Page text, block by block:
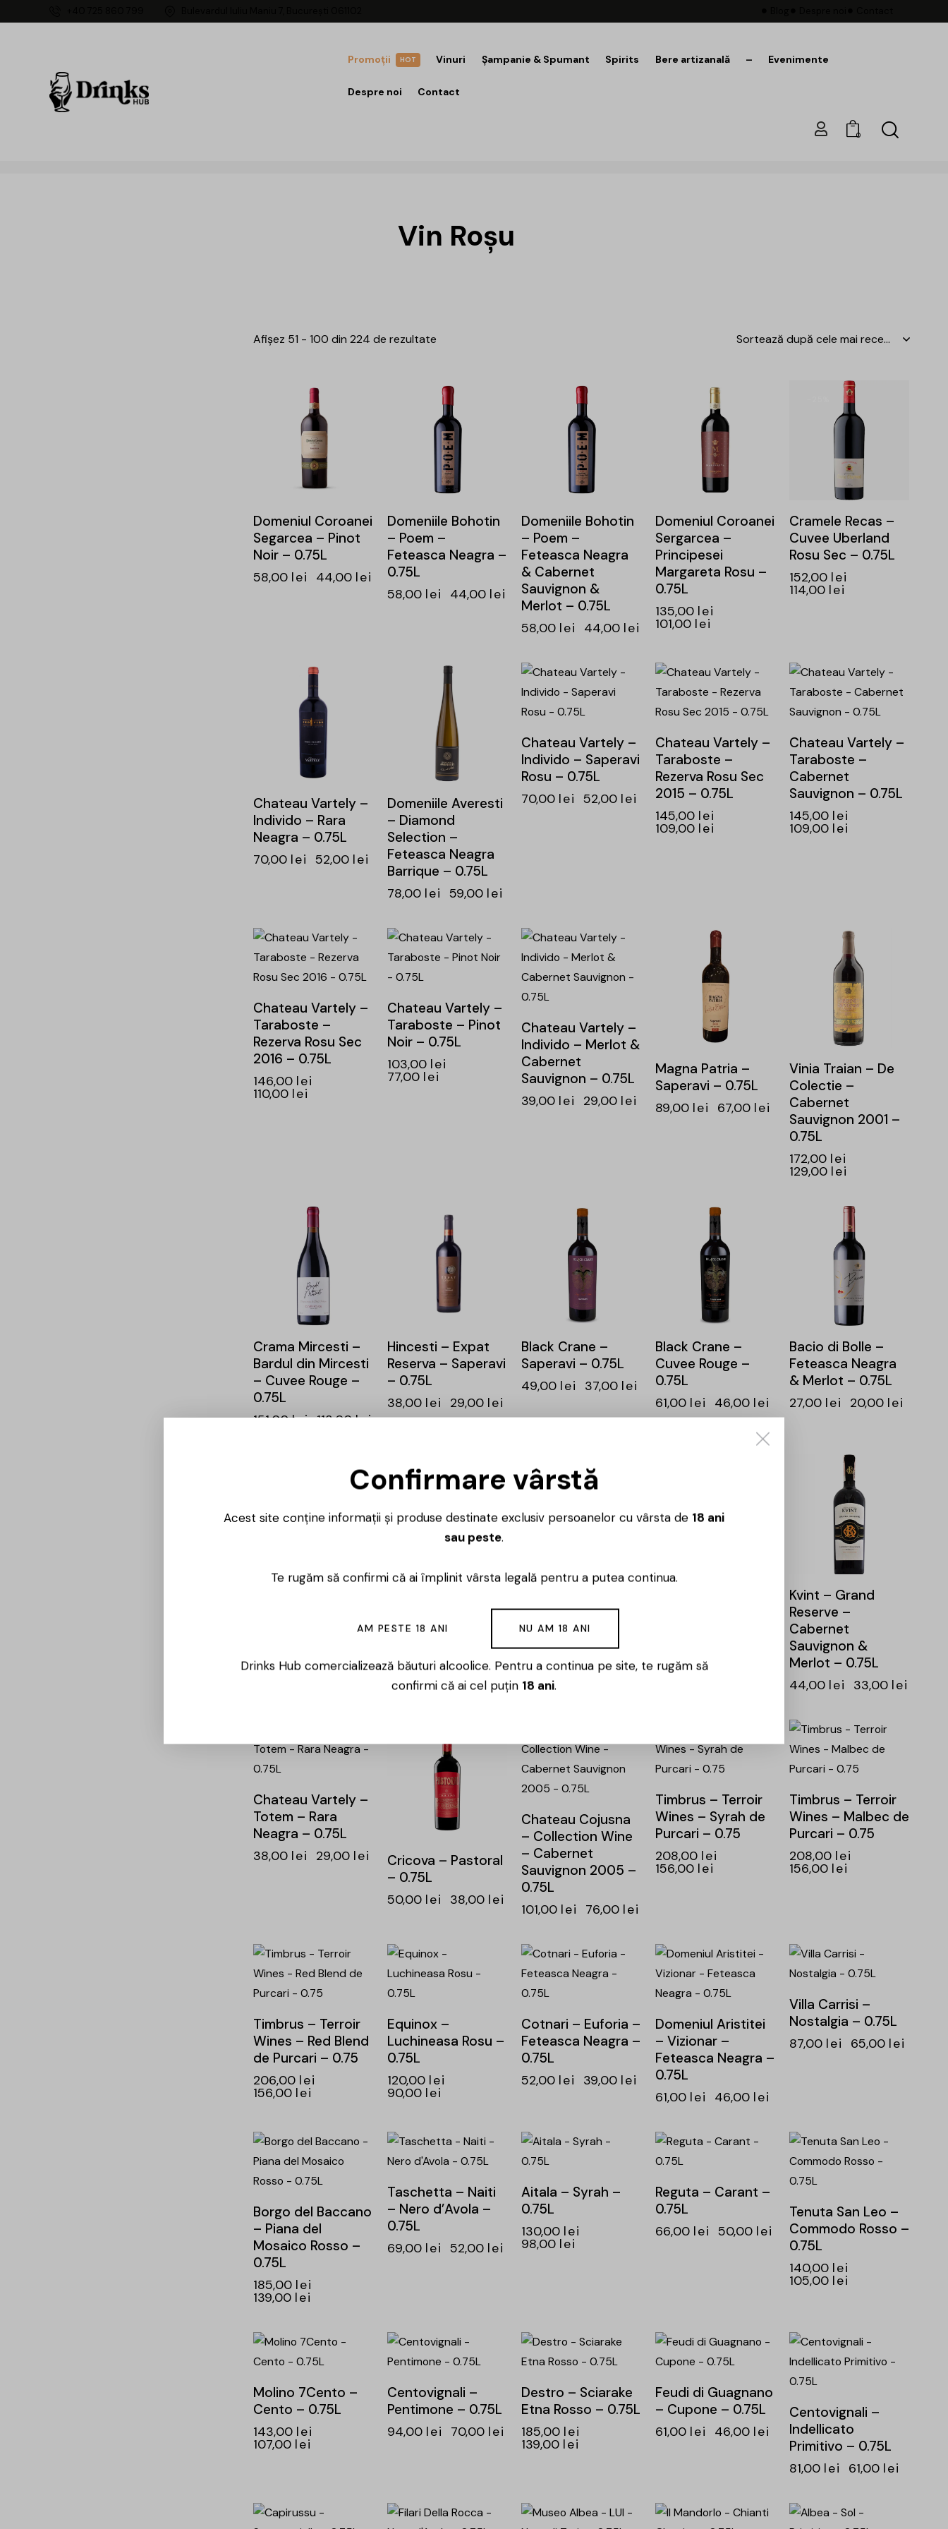
HOT
Promoții Vinuri Șampanie & Spumant Spirits Bere artizanală – Evenimente
Despre noi Contact
0
Vin Roșu
Afișez 51 - 100 din 224 de rezultate
Domeniul Coroanei
Segarcea – Pinot
Noir – 0.75L
58,00 lei 44,00 lei
Domeniile Bohotin
– Poem –
Feteasca Neagra –
0.75L
58,00 lei 44,00 lei
Domeniile Bohotin
– Poem –
Feteasca Neagra
& Cabernet
Sauvignon &
Merlot – 0.75L
58,00 lei 44,00 lei
Domeniul Coroanei
Sergarcea –
Principesei
Margareta Rosu –
0.75L
135,00 lei
101,00 lei
Cramele Recas –
Cuvee Uberland
Rosu Sec – 0.75L
152,00 lei
114,00 lei
Chateau Vartely –
Individo – Rara
Neagra – 0.75L
70,00 lei 52,00 lei
Domeniile Averesti
– Diamond
Selection –
Feteasca Neagra
Barrique – 0.75L
78,00 lei 59,00 lei
Chateau Vartely –
Individo – Saperavi
Rosu – 0.75L
70,00 lei 52,00 lei
Chateau Vartely –
Taraboste –
Rezerva Rosu Sec
2015 – 0.75L
145,00 lei
109,00 lei
Chateau Vartely –
Taraboste –
Cabernet
Sauvignon – 0.75L
145,00 lei
109,00 lei
Chateau Vartely –
Taraboste –
Rezerva Rosu Sec
2016 – 0.75L
146,00 lei
110,00 lei
Chateau Vartely –
Taraboste – Pinot
Noir – 0.75L
103,00 lei
77,00 lei
Chateau Vartely –
Individo – Merlot &
Cabernet
Sauvignon – 0.75L
39,00 lei 29,00 lei
Magna Patria –
Saperavi – 0.75L
89,00 lei 67,00 lei
Vinia Traian – De
Colectie –
Cabernet
Sauvignon 2001 –
0.75L
172,00 lei
129,00 lei
Crama Mircesti –
Bardul din Mircesti
– Cuvee Rouge –
0.75L
151,00lei 113,00lei
Hincesti – Expat
Reserva – Saperavi
– 0.75L
38,00 lei 29,00 lei
Black Crane –
Saperavi – 0.75L
49,00 lei 37,00 lei
Black Crane –
Cuvee Rouge –
0.75L
61,00 lei 46,00 lei
Bacio di Bolle –
Feteasca Neagra
& Merlot – 0.75L
27,00 lei 20,00 lei
-26%
Tomai – Rosu de
– 0.75L
lei
-24%
Bravoure –
Cabernet & Shiraz
& Feteasca
Neagra – 0.75L
38,00
& Feteasca
Neagra – 0.75L
Kvint – Grand
Reserve –
Cabernet
Sauvignon &
Merlot – 0.75L
44,00 lei 33,00 lei
Chateau Vartely –
Totem – Rara
Neagra – 0.75L
38,00 lei 29,00 lei
Cricova – Pastoral
– 0.75L
50,00 lei 38,00 lei
Chateau Cojusna
– Collection Wine
– Cabernet
Sauvignon 2005 –
0.75L
101,00 lei 76,00 lei
Timbrus – Terroir
Wines – Syrah de
Purcari – 0.75
208,00 lei
156,00 lei
Timbrus – Terroir
Wines – Malbec de
Purcari – 0.75
208,00 lei
156,00 lei
Timbrus – Terroir
Wines – Red Blend
de Purcari – 0.75
206,00 lei
156,00 lei
Equinox –
Luchineasa Rosu –
0.75L
120,00 lei
90,00 lei
Cotnari – Euforia –
Feteasca Neagra –
0.75L
52,00 lei 39,00 lei
Domeniul Aristitei
– Vizionar –
Feteasca Neagra –
0.75L
61,00 lei 46,00 lei
Villa Carrisi –
Nostalgia – 0.75L
87,00 lei 65,00 lei
Borgo del Baccano
– Piana del
Mosaico Rosso –
0.75L
185,00 lei
139,00 lei
Taschetta – Naiti
– Nero d’Avola –
0.75L
69,00 lei 52,00 lei
Aitala – Syrah –
0.75L
130,00 lei
98,00 lei
Reguta – Carant –
0.75L
66,00 lei 50,00 lei
Tenuta San Leo –
Commodo Rosso –
0.75L
140,00 lei
105,00 lei
Molino 7Cento –
Cento – 0.75L
143,00 lei
107,00 lei
Centovignali –
Pentimone – 0.75L
94,00 lei 70,00 lei
Destro – Sciarake
Etna Rosso – 0.75L
185,00 lei
139,00 lei
Feudi di Guagnano
– Cupone – 0.75L
61,00 lei 46,00 lei
Centovignali –
Indellicato
Primitivo – 0.75L
81,00 lei 61,00 lei
Confirmare vârstă
Acest site conține informații și produse destinate exclusiv persoanelor cu vârsta de 18 ani
sau peste.
Te rugăm să confirmi că ai împlinit vârsta legală pentru a putea continua.
AM PESTE 18 ANI NU AM 18 ANI
Drinks Hub comercializează băuturi alcoolice. Pentru a continua pe site, te rugăm să
confirmi că ai cel puțin 18 ani.